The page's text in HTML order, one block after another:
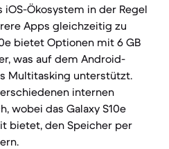
Ökosystem in der Regel
Apps gleichzeitig zu
bietet Optionen mit 6 GB
was auf dem Android-
Multitasking unterstützt.
internen
wobei das Galaxy S10e
bietet, den Speicher per